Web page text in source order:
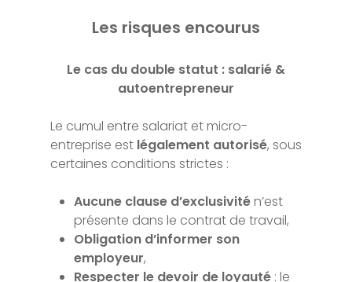
Les risques encourus
Le cas du double statut : salarié &
autoentrepreneur
Le cumul entre salariat et micro-
entreprise est légalement autorisé, sous
certaines conditions strictes :
Aucune clause d’exclusivitén’est
présente dans le contrat de travail,
Obligation d’informer son
employeur,
Respecter le devoir de loyauté : le